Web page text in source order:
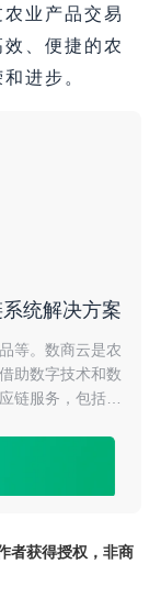
业产品交易
、便捷的农
进步。
统解决方案
等。数商云是农
助数字技术和数
链服务，包括生
并帮助企业更好
者获得授权，非商